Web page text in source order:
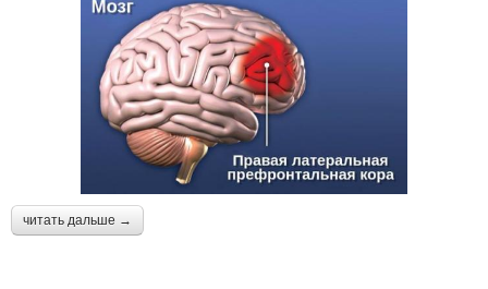
читать дальше →